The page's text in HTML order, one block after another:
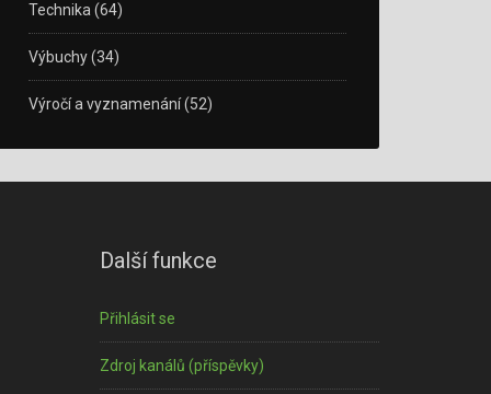
Technika (64)
Výbuchy(34)
Výročí a vyznamenání(52)
Další funkce
Přihlásit se
Zdroj kanálů (příspěvky)